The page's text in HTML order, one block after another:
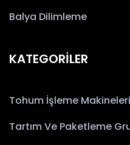
Balya Dilimleme
KATEGORİLER
Tohum İşleme Makineleri
Tartım Ve Paketleme